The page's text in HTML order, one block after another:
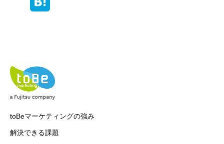
toBeマーケティングの強み
解決できる課題